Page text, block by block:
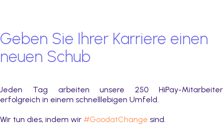
Geben Sie Ihrer Karriere einen
neuen Schub
Jeden Tag arbeiten unsere 250 HiPay-Mitarbeiter
erfolgreich in einem schnelllebigen Umfeld.
Wir tun dies, indem wir #GoodatChange sind.